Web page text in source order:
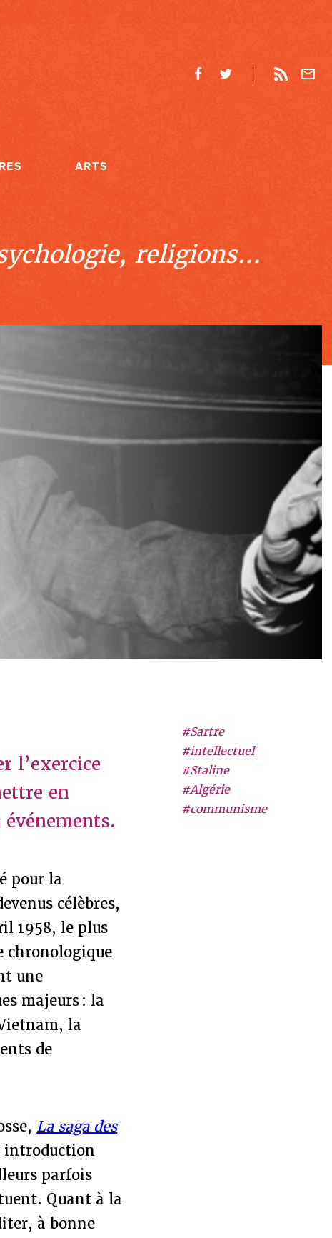
ARTS
religions...
#Sartre
#intellectuel
#Staline
#Algérie
#communisme
l’exercice
en
pour la
célèbres,
1958, le plus
chronologique
une
majeurs : la
la
de
La saga des
introduction
parfois
Quant à la
à bonne